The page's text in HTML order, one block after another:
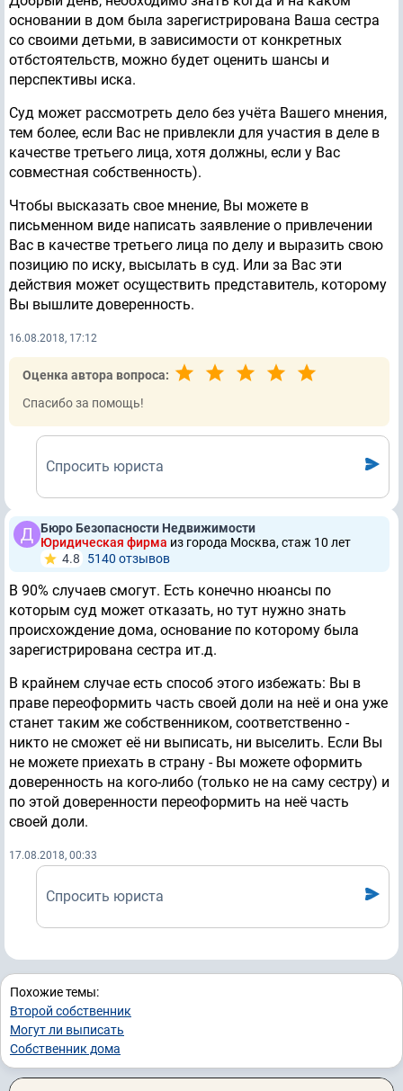
основании в дом была зарегистрирована Ваша сестра
со своими детьми, в зависимости от конкретных
отбстоятельств, можно будет оценить шансы и
перспективы иска.
Суд может рассмотреть дело без учёта Вашего мнения,
тем более, если Вас не привлекли для участия в деле в
качестве третьего лица, хотя должны, если у Вас
совместная собственность).
Чтобы высказать свое мнение, Вы можете в
письменном виде написать заявление о привлечении
Вас в качестве третьего лица по делу и выразить свою
позицию по иску, высылать в суд. Или за Вас эти
действия может осуществить представитель, которому
Вы вышлите доверенность.
16.08.2018, 17:12
Оценка автора вопроса:
Спасибо за помощь!
Спросить юриста
Бюро Безопасности Недвижимости
Юридическая фирма из города Москва, стаж 10 лет
4.8
5140 отзывов
В 90% случаев смогут. Есть конечно нюансы по
которым суд может отказать, но тут нужно знать
происхождение дома, основание по которому была
зарегистрирована сестра ит.д.
В крайнем случае есть способ этого избежать: Вы в
праве переоформить часть своей доли на неё и она уже
станет таким же собственником, соответственно -
никто не сможет её ни выписать, ни выселить. Если Вы
не можете приехать в страну - Вы можете оформить
доверенность на кого-либо (только не на саму сестру) и
по этой доверенности переоформить на неё часть
своей доли.
17.08.2018, 00:33
Спросить юриста
Похожие темы:
Второй собственник
Могут ли выписать
Собственник дома